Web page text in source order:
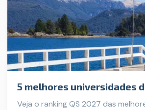
5 melhores universidades
Veja o ranking QS 2027 das